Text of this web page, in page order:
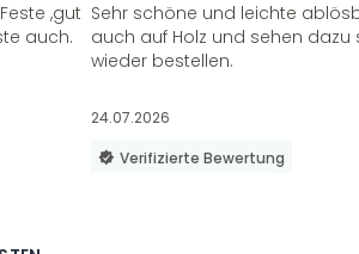
,gut
auch.
Sehr schöne und leichte
auch auf Holz und sehen
wieder bestellen.
24.07.2026
Verifizierte Bewertung